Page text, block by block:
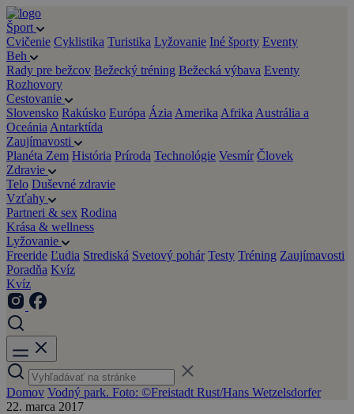
Šport
Cvičenie Cyklistika Turistika Lyžovanie Iné športy Eventy
Beh
Rady pre bežcov Bežecký tréning Bežecká výbava Eventy
Rozhovory
Cestovanie
Slovensko Rakúsko Európa Ázia Amerika Afrika Austrália a
Oceánia Antarktída
Zaujímavosti
Planéta Zem História Príroda Technológie Vesmír Človek
Zdravie
Telo Duševné zdravie
Vzťahy
Partneri & sex Rodina
Krása & wellness
Lyžovanie
Freeride Ľudia Strediská Svetový pohár Testy Tréning Zaujímavosti
Poradňa Kvíz
Kvíz
Domov Vodný park. Foto: ©Freistadt Rust/Hans Wetzelsdorfer
22. marca 2017